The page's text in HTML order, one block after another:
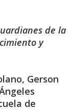
de la
y
Gerson
de